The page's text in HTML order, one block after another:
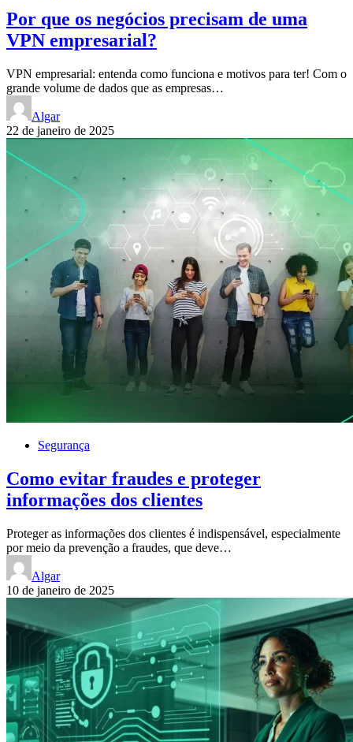
Por que os negócios precisam de uma
VPN empresarial?
VPN empresarial: entenda como funciona e motivos para ter! Com o
grande volume de dados que as empresas…
Algar
22 de janeiro de 2025
Segurança
Como evitar fraudes e proteger
informações dos clientes
Proteger as informações dos clientes é indispensável, especialmente
por meio da prevenção a fraudes, que deve…
Algar
10 de janeiro de 2025